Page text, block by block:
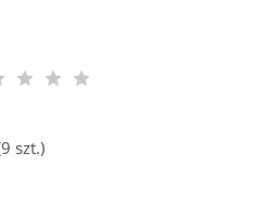
9 szt.)